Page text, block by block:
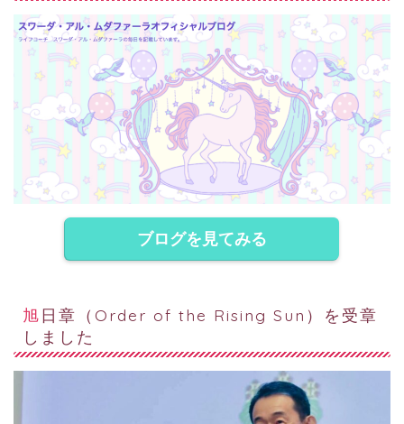
ブログを見てみる
旭日章（Order of the Rising Sun）を受章
しました